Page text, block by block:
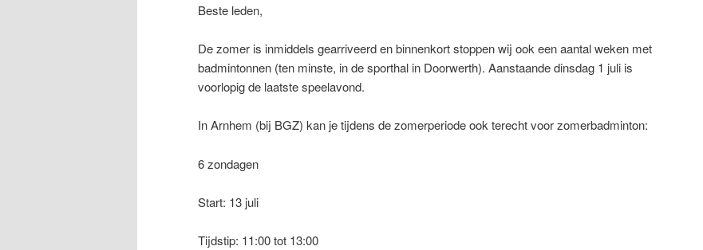
Beste leden,
De zomer is inmiddels gearriveerd en binnenkort stoppen wij ook een aantal weken met
badmintonnen (ten minste, in de sporthal in Doorwerth). Aanstaande dinsdag 1 juli is
voorlopig de laatste speelavond.
In Arnhem (bij BGZ) kan je tijdens de zomerperiode ook terecht voor zomerbadminton:
6 zondagen
Start: 13 juli
Tijdstip: 11:00 tot 13:00